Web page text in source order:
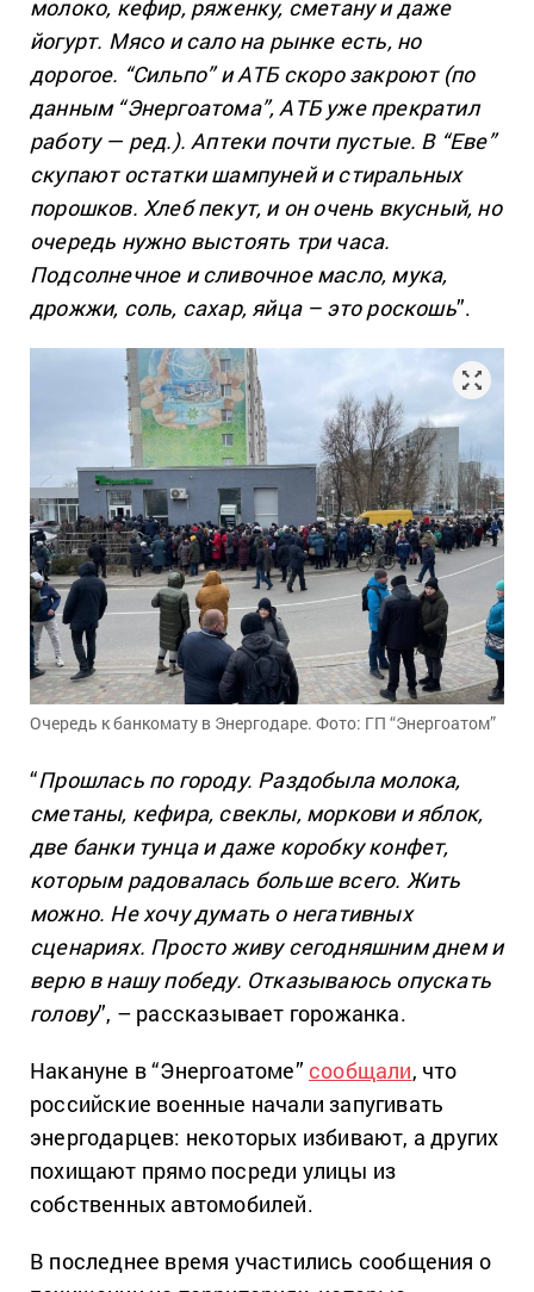
молоко, кефир, ряженку, сметану и даже
йогурт. Мясо и сало на рынке есть, но
дорогое. “Сильпо” и АТБ скоро закроют (по
данным “Энергоатома”, АТБ уже прекратил
работу — ред.). Аптеки почти пустые. В “Еве”
скупают остатки шампуней и стиральных
порошков. Хлеб пекут, и он очень вкусный, но
очередь нужно выстоять три часа.
Подсолнечное и сливочное масло, мука,
дрожжи, соль, сахар, яйца – это роскошь”.
Очередь к банкомату в Энергодаре. Фото: ГП “Энергоатом”
“Прошлась по городу. Раздобыла молока,
сметаны, кефира, свеклы, моркови и яблок,
две банки тунца и даже коробку конфет,
которым радовалась больше всего. Жить
можно. Не хочу думать о негативных
сценариях. Просто живу сегодняшним днем ​​и
верю в нашу победу. Отказываюсь опускать
голову”, – рассказывает горожанка.
Накануне в “Энергоатоме” сообщали, что
российские военные начали запугивать
энергодарцев: некоторых избивают, а других
похищают прямо посреди улицы из
собственных автомобилей.
В последнее время участились сообщения о